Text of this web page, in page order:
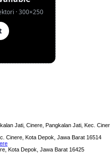
Jati, Cinere, Pangkalan Jati, Kec.
Cinere, Kota Depok, Jawa Barat 16514
Kota Depok, Jawa Barat 16425